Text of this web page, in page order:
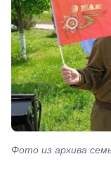
Фото из архива